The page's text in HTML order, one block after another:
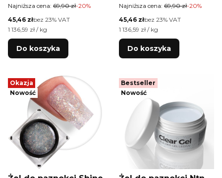
Najniższa cena: 69,90 zł-20%
Cena netto
45,46 złbez 23% VAT
Cena jednostkowa netto
1 136,59 zł / kg
Do koszyka
Najniższa cena: 69,90 zł-20%
Cena netto
45,46 złbez 23% VAT
Cena jednostkowa netto
1 136,59 zł / kg
Do koszyka
Okazja
Nowość
Bestseller
Nowość